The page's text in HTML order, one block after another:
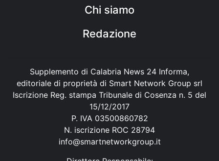
Chi siamo
Redazione
Supplemento di Calabria News 24 Informa,
editoriale di proprietà di Smart Network Group srl
Iscrizione Reg. stampa Tribunale di Cosenza n. 5 del
15/12/2017
P. IVA 03500860782
N. iscrizione ROC 28794
info@smartnetworkgroup.it